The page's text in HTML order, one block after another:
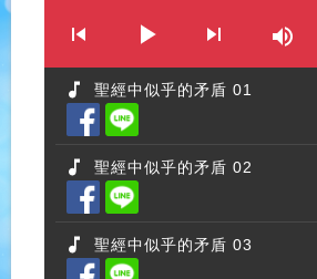
聖經中似乎的矛盾 01
聖經中似乎的矛盾 02
聖經中似乎的矛盾 03